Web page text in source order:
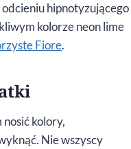
odcieniu hipnotyzującego
kolorze neon lime
Fiore.
nosić kolory,
Nie wszyscy